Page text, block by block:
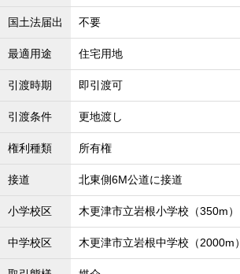
国土法届出 不要
最適用途 住宅用地
引渡時期 即引渡可
引渡条件 更地渡し
権利種類 所有権
接道 北東側6M公道に接道
小学校区 木更津市立岩根小学校（350m）
中学校区 木更津市立岩根中学校（2000m）